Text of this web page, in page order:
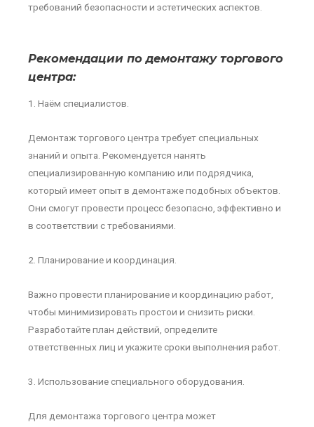
требований безопасности и эстетических аспектов.
Рекомендации по демонтажу торгового
центра:
1. Наём специалистов.
Демонтаж торгового центра требует специальных
знаний и опыта. Рекомендуется нанять
специализированную компанию или подрядчика,
который имеет опыт в демонтаже подобных объектов.
Они смогут провести процесс безопасно, эффективно и
в соответствии с требованиями.
2. Планирование и координация.
Важно провести планирование и координацию работ,
чтобы минимизировать простои и снизить риски.
Разработайте план действий, определите
ответственных лиц и укажите сроки выполнения работ.
3. Использование специального оборудования.
Для демонтажа торгового центра может